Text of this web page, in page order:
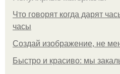
Что говорят когда дарят
часы
Создай изображение, не
Быстро и красиво: мы